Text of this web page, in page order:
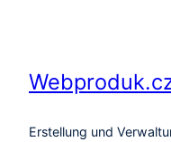
Erstellung und